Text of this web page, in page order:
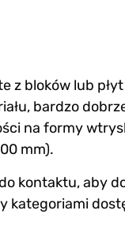
bloków lub
bardzo
na formy
mm).
kontaktu, aby
kategoriami